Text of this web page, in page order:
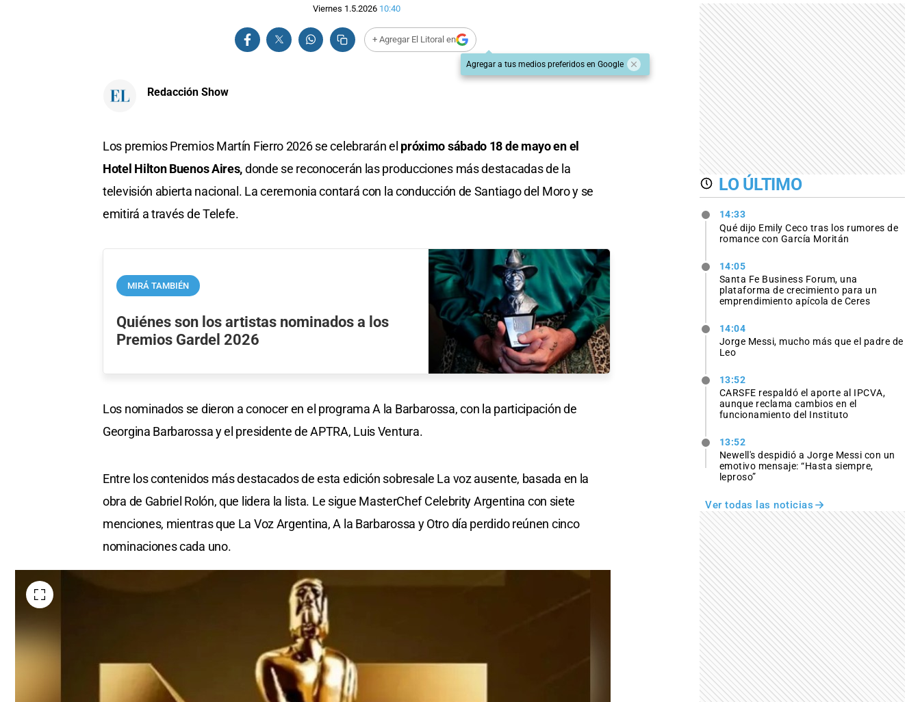
Viernes 1.5.2026 10:40
+ Agregar El Litoral en
Agregar a tus medios preferidos en Google
Redacción Show
Los premios Premios Martín Fierro 2026 se celebrarán el próximo sábado 18 de mayo en el
Hotel Hilton Buenos Aires,donde se reconocerán las producciones más destacadas de la
televisión abierta nacional. La ceremonia contará con la conducción de Santiago del Moro y se
emitirá a través de Telefe.
MIRÁ TAMBIÉN
Quiénes son los artistas nominados a los
Premios Gardel 2026
Los nominados se dieron a conocer en el programa A la Barbarossa, con la participación de
Georgina Barbarossa y el presidente de APTRA, Luis Ventura.
Entre los contenidos más destacados de esta edición sobresale La voz ausente, basada en la
obra de Gabriel Rolón, que lidera la lista. Le sigue MasterChef Celebrity Argentina con siete
menciones, mientras que La Voz Argentina, A la Barbarossa y Otro día perdido reúnen cinco
nominaciones cada uno.
LO ÚLTIMO
14:33
Qué dijo Emily Ceco tras los rumores de
romance con García Moritán
14:05
Santa Fe Business Forum, una
plataforma de crecimiento para un
emprendimiento apícola de Ceres
14:04
Jorge Messi, mucho más que el padre de
Leo
13:52
CARSFE respaldó el aporte al IPCVA,
aunque reclama cambios en el
funcionamiento del Instituto
13:52
Newell's despidió a Jorge Messi con un
emotivo mensaje: “Hasta siempre,
leproso”
Ver todas las noticias